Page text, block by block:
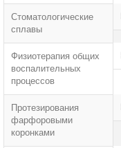
Стоматологические
сплавы
Физиотерапия общих
воспалительных
процессов
Протезирования
фарфоровыми
коронками